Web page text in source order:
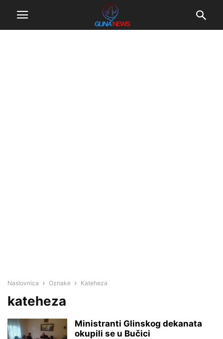
Naslovnica Oznake Kateheza
kateheza
Ministranti Glinskog dekanata
okupili se u Bučici